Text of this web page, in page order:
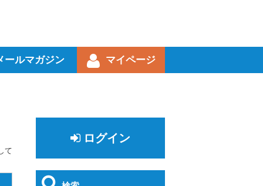
ールマガジン マイページ
て
ログイン